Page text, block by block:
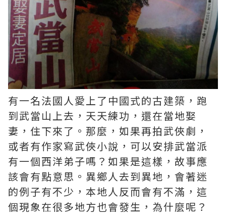
有一名法國人愛上了中國式的古建築，跑
到武當山上去，天天練功，還在當地娶
妻，住下來了。那麼，如果再拍武俠劇，
或者有作家寫武俠小說，可以安排武當派
有一個西洋弟子嗎？如果是這樣，故事應
該會有點意思。異鄉人去到異地，會著迷
的例子有不少，本地人反而會有不滿，這
個現象在很多地方也會發生，為什麼呢？